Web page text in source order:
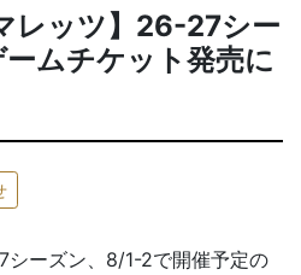
レッツ】26-27シー
ムチケット発売に
ーズン、8/1-2で開催予定の